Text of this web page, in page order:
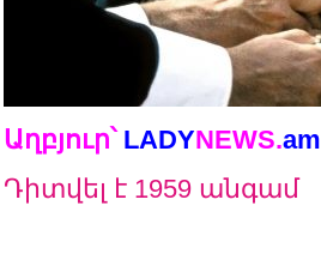
Աղբյուր՝ LADYNEWS.am
Դիտվել է 1959 անգամ